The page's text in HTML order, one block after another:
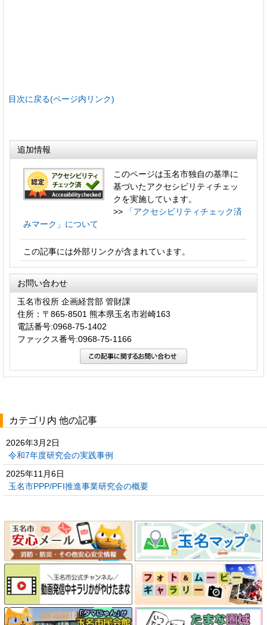
目次に戻る(ページ内リンク)
追加情報
このページは玉名市独自の基準に
基づいたアクセシビリティチェッ
クを実施しています。
>>
「アクセシビリティチェック済
みマーク」について
この記事には外部リンクが含まれています。
お問い合わせ
玉名市役所 企画経営部 管財課
住所：〒865-8501 熊本県玉名市岩崎163
電話番号:0968-75-1402
ファックス番号:0968-75-1166
カテゴリ内 他の記事
2026年3月2日
令和7年度研究会の実践事例
2025年11月6日
玉名市PPP/PFI推進事業研究会の概要